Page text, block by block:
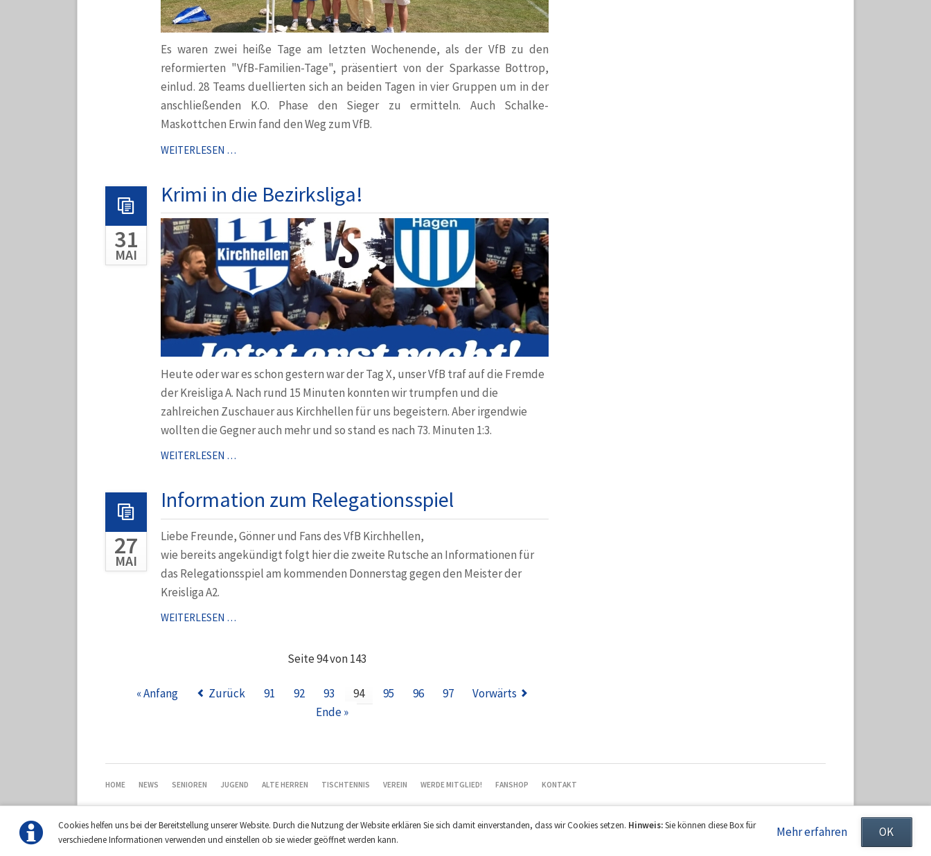
Cookies helfen uns bei der Bereitstellung unserer Website. Durch die Nutzung der Website erklären Sie sich damit einverstanden, dass wir Cookies setzen. Hinweis:Sie können diese Box für
verschiedene Informationen verwenden und einstellen ob sie wieder geöffnet werden kann.
Mehr erfahren OK
Es waren zwei heiße Tage am letzten Wochenende, als der VfB zu den
reformierten "VfB-Familien-Tage", präsentiert von der Sparkasse Bottrop,
einlud. 28 Teams duellierten sich an beiden Tagen in vier Gruppen um in der
anschließenden K.O. Phase den Sieger zu ermitteln. Auch Schalke-
Maskottchen Erwin fand den Weg zum VfB.
WEITERLESEN …
VFB-
FAMILIEN-
Krimi in die Bezirksliga!
31
MAI
Heute oder war es schon gestern war der Tag X, unser VfB traf auf die Fremde
der Kreisliga A. Nach rund 15 Minuten konnten wir trumpfen und die
zahlreichen Zuschauer aus Kirchhellen für uns begeistern. Aber irgendwie
wollten die Gegner auch mehr und so stand es nach 73. Minuten 1:3.
WEITERLESEN …
BEZIRKSLIGA!
Information zum Relegationsspiel
27
MAI
Liebe Freunde, Gönner und Fans des VfB Kirchhellen,
wie bereits angekündigt folgt hier die zweite Rutsche an Informationen für
das Relegationsspiel am kommenden Donnerstag gegen den Meister der
Kreisliga A2.
WEITERLESEN …
Seite 94 von 143
« Anfang Zurück 91 92 93 94 95 96 97
Vorwärts
Ende »
NAVIGATION
HOME NEWS SENIOREN JUGEND ALTE HERREN TISCHTENNIS VEREIN WERDE MITGLIED! FANSHOP KONTAKT